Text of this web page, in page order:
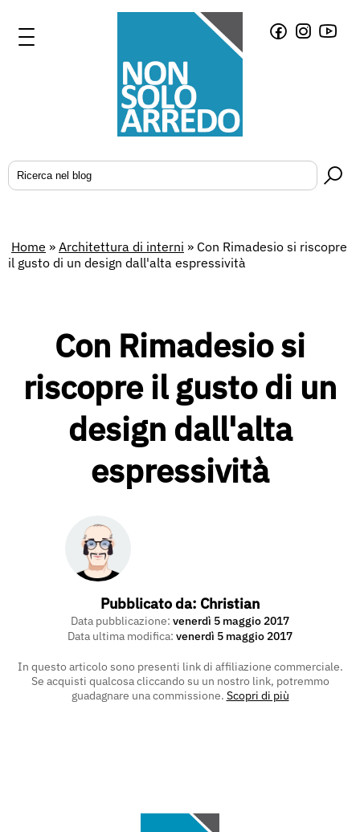
Home » Architettura di interni » Con Rimadesio si riscopre
il gusto di un design dall'alta espressività
Con Rimadesio si
riscopre il gusto di un
design dall'alta
espressività
Pubblicato da: Christian
Data pubblicazione: venerdì 5 maggio 2017
Data ultima modifica: venerdì 5 maggio 2017
In questo articolo sono presenti link di affiliazione commerciale.
Se acquisti qualcosa cliccando su un nostro link, potremmo
guadagnare una commissione. Scopri di più